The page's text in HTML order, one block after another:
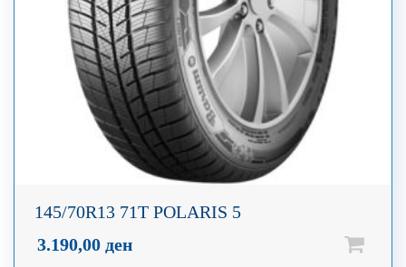
145/70R13 71T POLARIS 5
3.190,00 ден